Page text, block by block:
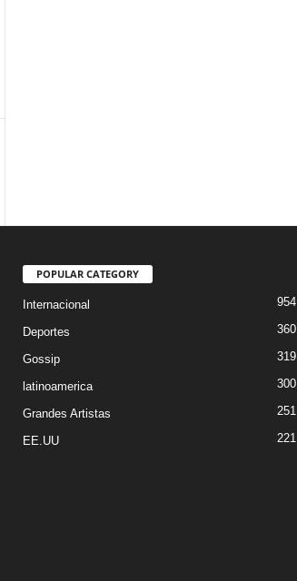
POPULAR CATEGORY
Internacional 954
Deportes 360
Gossip 319
latinoamerica 300
Grandes Artistas 251
EE.UU 221